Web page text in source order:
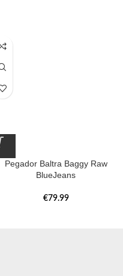
Pegador Baltra Baggy Raw
BlueJeans
€79.99